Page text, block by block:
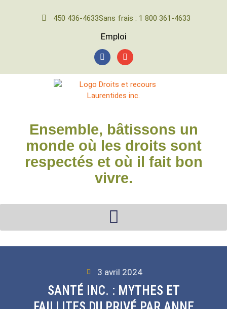
450 436-4633Sans frais : 1 800 361-4633
Emploi
Ensemble, bâtissons un
monde où les droits sont
respectés et où il fait bon
vivre.
3 avril 2024
SANTÉ INC. : MYTHES ET